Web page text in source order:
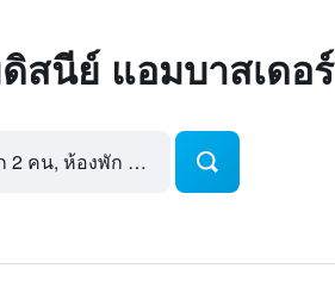
สนีย์ แอมบาสเดอร์
2 คน, ห้องพัก 1 ห้อง